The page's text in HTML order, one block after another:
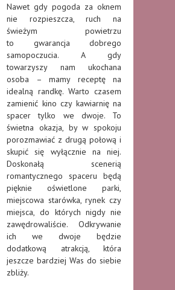
Nawet gdy pogoda za oknem
nie rozpieszcza, ruch na
świeżym powietrzu
to gwarancja dobrego
samopoczucia. A gdy
towarzyszy nam ukochana
osoba – mamy receptę na
idealną randkę. Warto czasem
zamienić kino czy kawiarnię na
spacer tylko we dwoje. To
świetna okazja, by w spokoju
porozmawiać z drugą połową i
skupić się wyłącznie na niej.
Doskonałą scenerią
romantycznego spaceru będą
pięknie oświetlone parki,
miejscowa starówka, rynek czy
miejsca, do których nigdy nie
zawędrowaliście. Odkrywanie
ich we dwoje będzie
dodatkową atrakcją, która
jeszcze bardziej Was do siebie
zbliży.